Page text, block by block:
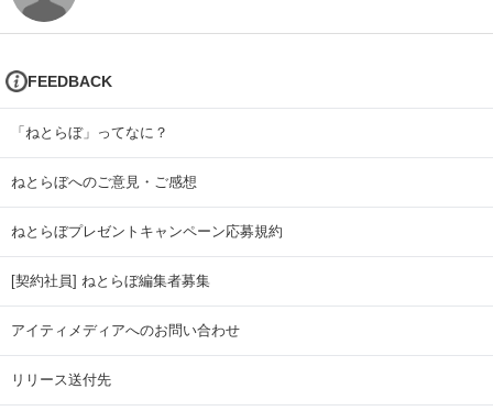
FEEDBACK
「ねとらぼ」ってなに？
ねとらぼへのご意見・ご感想
ねとらぼプレゼントキャンペーン応募規約
[契約社員] ねとらぼ編集者募集
アイティメディアへのお問い合わせ
リリース送付先